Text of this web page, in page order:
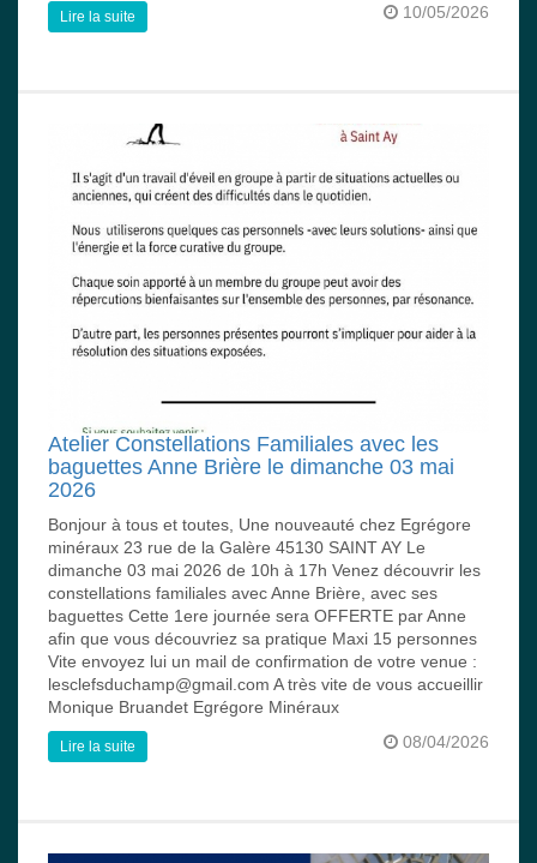
10/05/2026
Lire la suite
Atelier Constellations Familiales avec les
baguettes Anne Brière le dimanche 03 mai
2026
Bonjour à tous et toutes, Une nouveauté chez Egrégore
minéraux 23 rue de la Galère 45130 SAINT AY Le
dimanche 03 mai 2026 de 10h à 17h Venez découvrir les
constellations familiales avec Anne Brière, avec ses
baguettes Cette 1ere journée sera OFFERTE par Anne
afin que vous découvriez sa pratique Maxi 15 personnes
Vite envoyez lui un mail de confirmation de votre venue :
lesclefsduchamp@gmail.com A très vite de vous accueillir
Monique Bruandet Egrégore Minéraux
08/04/2026
Lire la suite